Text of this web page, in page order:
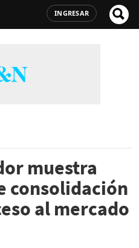
INGRESAR
muestra
consolidación
al mercado